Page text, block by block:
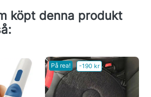
köpt denna produkt
På rea! -190 kr